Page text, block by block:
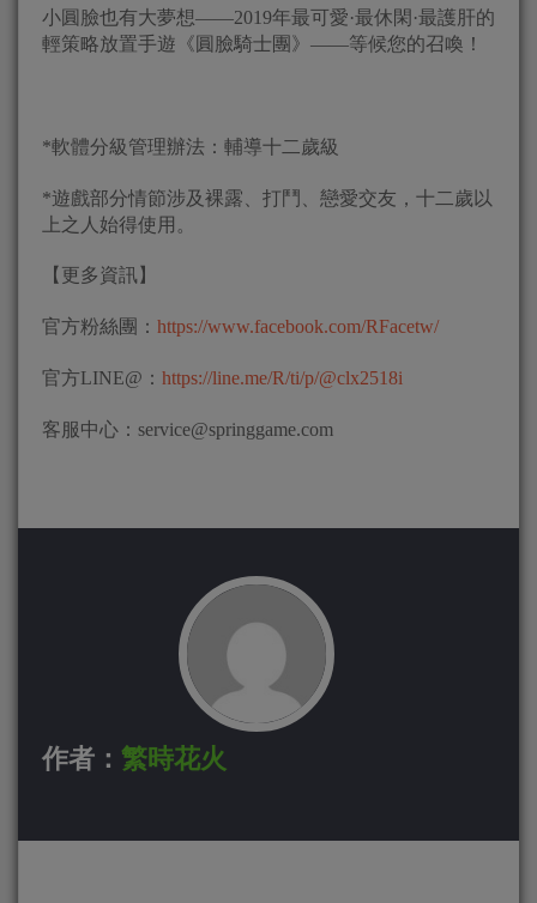
小圓臉也有大夢想——2019年最可愛·最休閑·最護肝的
輕策略放置手遊《圓臉騎士團》——等候您的召喚！
*軟體分級管理辦法：輔導十二歲級
*遊戲部分情節涉及裸露、打鬥、戀愛交友，十二歲以
上之人始得使用。
【更多資訊】
官方粉絲團： https://www.facebook.com/RFacetw/
官方LINE@： https://line.me/R/ti/p/@clx2518i
客服中心： service@springgame.com
作者： 繁時花火